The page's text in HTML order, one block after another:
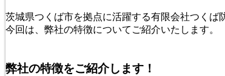
茨城県つくば市を拠点に活躍する有限会社つくば
今回は、弊社の特徴についてご紹介いたします。
弊社の特徴をご紹介します！